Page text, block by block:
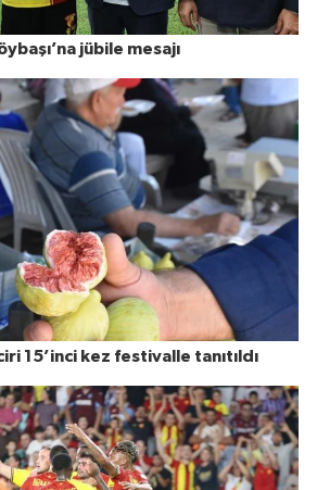
jübile mesajı
15’inci kez festivalle tanıtıldı